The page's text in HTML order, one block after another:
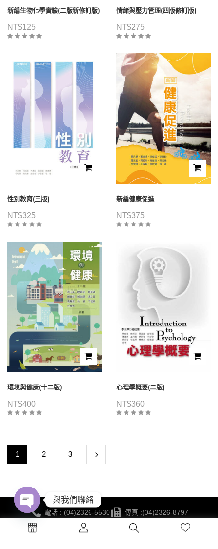
新編生物化學實驗(二版新修訂版)
NT$125
情緒與壓力管理(四版修訂版)
NT$275
性別教育(三版)
NT$325
新編健康促進
NT$375
環境與健康(十二版)
NT$400
心理學概要(二版)
NT$360
1 2 3
電話 : (04)2326-5530
傳真 :(04)2326-8797
地點 :台中市西區公益路130號7樓
與我們聯絡
Open
chaty